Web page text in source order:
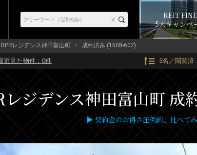
REIT
5大キャンペ
BPRレジデンス神田富山町 成約済み (1608-602)
近見た物件： 0件 5名／閲覧済
レジデンス神田富山町
▶ 契約金のお得さ圧倒的。比べて